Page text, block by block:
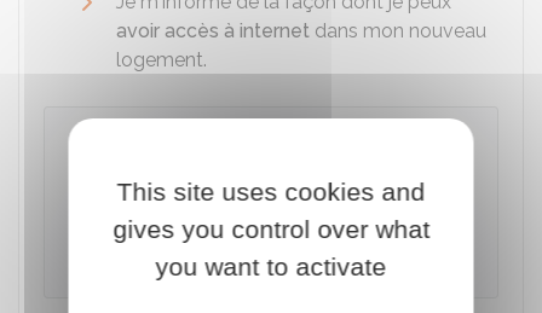
avoir accès à internet dans mon nouveau
logement.
disponibles pour mon nouveau domicile, je
peux demander la résiliation de mon
abonnement, sans frais,pour motif légitime
This site uses cookies and
gives you control over what
you want to activate